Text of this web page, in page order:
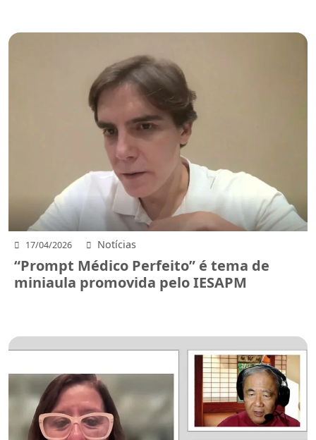
17/04/2026 Notícias
“Prompt Médico Perfeito” é tema de
miniaula promovida pelo IESAPM